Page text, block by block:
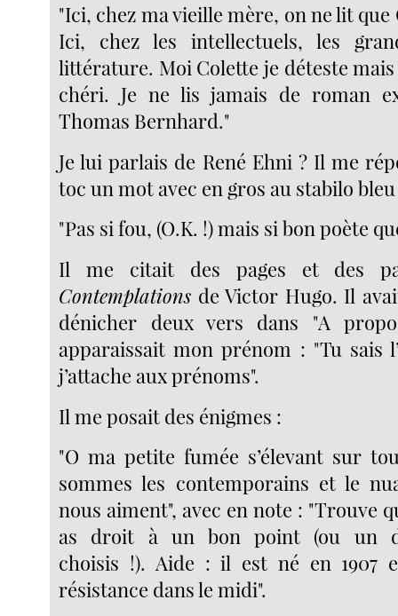
"Ici, chez ma vieille mère, on ne lit
Ici, chez les intellectuels, les
littérature. Moi Colette je déteste mais
chéri. Je ne lis jamais de roman
Thomas Bernhard."
Je lui parlais de René Ehni ? Il me
toc un mot avec en gros au stabilo
"Pas si fou, (O.K. !) mais si bon poète
Il me citait des pages et des
Contemplations de Victor Hugo. Il
dénicher deux vers dans "A
apparaissait mon prénom : "Tu sais
j’attache aux prénoms".
Il me posait des énigmes :
"O ma petite fumée s’élevant sur
sommes les contemporains et le
nous aiment", avec en note : "Trouve
as droit à un bon point (ou un
choisis !). Aide : il est né en
résistance dans le midi".